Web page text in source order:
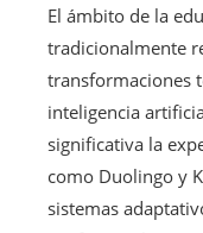
El ámbito de la
tradicionalmente
transformaciones
inteligencia
significativa la
como Duolingo y
sistemas